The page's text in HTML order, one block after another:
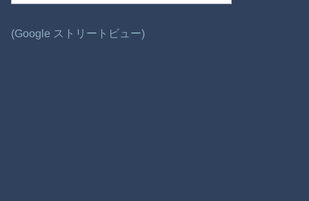
(Google ストリートビュー)